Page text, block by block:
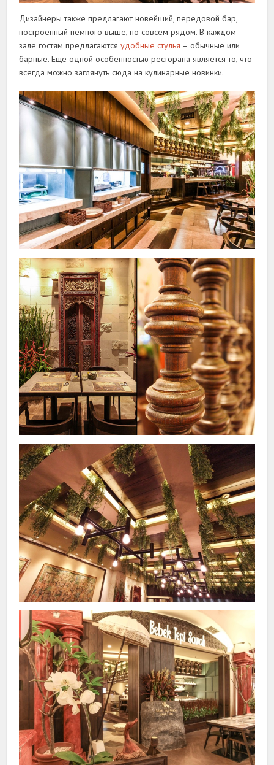
Дизайнеры также предлагают новейший, передовой бар,
построенный немного выше, но совсем рядом. В каждом
зале гостям предлагаютсяудобные стулья – обычные или
барные. Ещё одной особенностью ресторана является то, что
всегда можно заглянуть сюда на кулинарные новинки.